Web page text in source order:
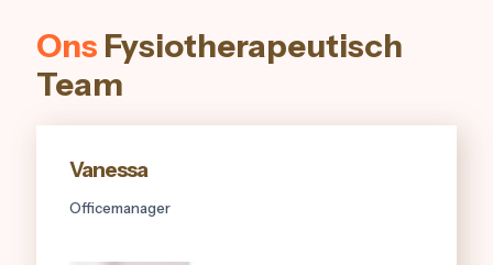
Ons Fysiotherapeutisch
Team
Vanessa
Officemanager